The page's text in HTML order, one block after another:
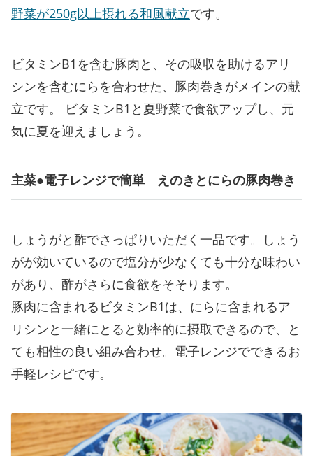
野菜が250g以上摂れる和風献立です。
ビタミンB1を含む豚肉と、その吸収を助けるアリ
シンを含むにらを合わせた、豚肉巻きがメインの献
立です。 ビタミンB1と夏野菜で食欲アップし、元
気に夏を迎えましょう。
主菜●電子レンジで簡単 えのきとにらの豚肉巻き
しょうがと酢でさっぱりいただく一品です。しょう
がが効いているので塩分が少なくても十分な味わい
があり、酢がさらに食欲をそそります。
豚肉に含まれるビタミンB1は、にらに含まれるア
リシンと一緒にとると効率的に摂取できるので、と
ても相性の良い組み合わせ。電子レンジでできるお
手軽レシピです。